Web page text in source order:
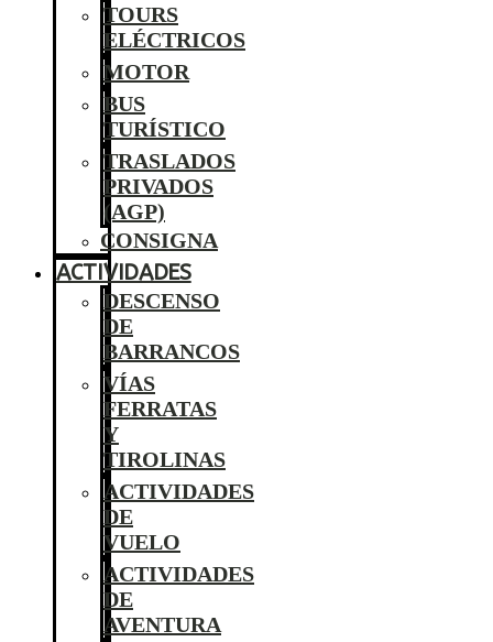
TOURS
ELÉCTRICOS
MOTOR
BUS
TURÍSTICO
TRASLADOS
PRIVADOS
(AGP)
CONSIGNA
ACTIVIDADES
DESCENSO
DE
BARRANCOS
VÍAS
FERRATAS
Y
TIROLINAS
ACTIVIDADES
DE
VUELO
ACTIVIDADES
DE
AVENTURA